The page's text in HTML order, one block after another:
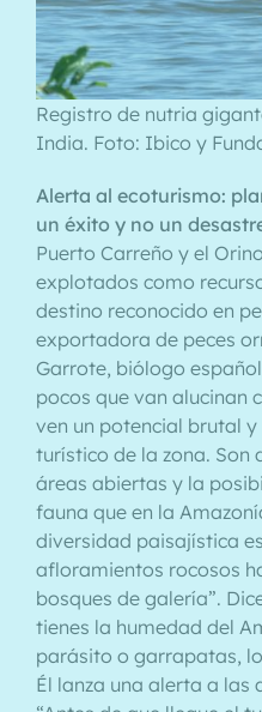
Registro de nutria
India. Foto: Ibico y
Alerta al ecoturismo:
un éxito y no un
Puerto Carreño y el
explotados como
destino reconocido en
exportadora de peces
Garrote, biólogo
pocos que van alucinan
ven un potencial brutal
turístico de la zona. Son
áreas abiertas y la
fauna que en la
diversidad paisajística
afloramientos rocosos
bosques de galería”.
tienes la humedad del
parásito o garrapatas,
Él lanza una alerta a